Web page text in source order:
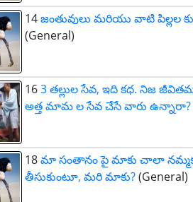
14జంతువులు మరియు వాటి పిల్లల
(General)
163 తల్లుల సేవ, ఇది కధ. నిజ
అత్త మామ ల సేవ చేసే వారు ఉన్నారా?
18మా సంతానం పై మాకు చాలా
తీసుకుంటూ, మరి మాకు?(General)